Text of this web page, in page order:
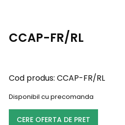
CCAP-FR/RL
Cod produs: CCAP-FR/RL
Disponibil cu precomanda
CERE OFERTA DE PRET